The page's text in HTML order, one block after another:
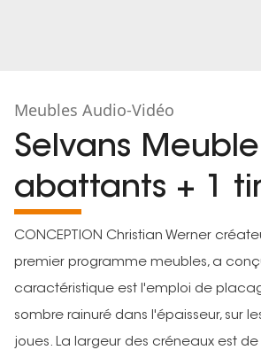
Meubles Audio-Vidéo
Selvans
abattants + 1
CONCEPTION Christian Werner
premier programme meubles, a
caractéristique est l'emploi de
sombre rainuré dans l'épaisseur, sur
joues. La largeur des créneaux est